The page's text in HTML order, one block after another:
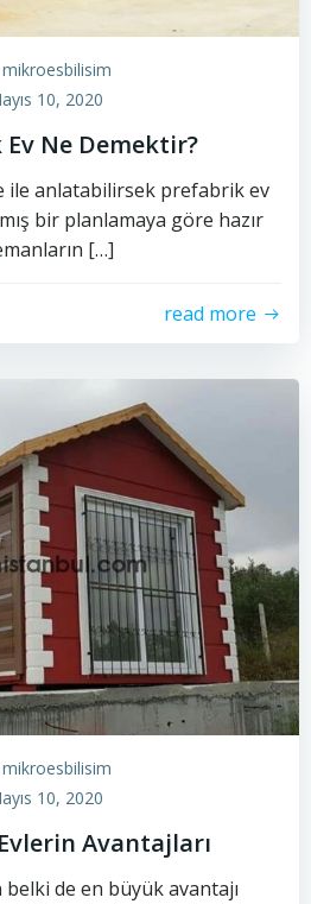
mikroesbilisim
10, 2020
Ne Demektir?
ile anlatabilirsek prefabrik ev
bir planlamaya göre hazır
[…]
read more
mikroesbilisim
10, 2020
Avantajları
de en büyük avantajı